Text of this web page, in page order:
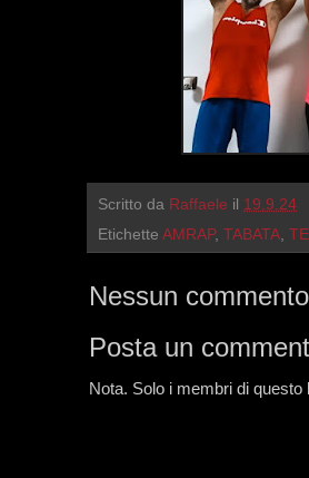
Scritto da Raffaele il 19.9.24
Etichette AMRAP, TABATA
Nessun
Posta un
Nota. Solo i membri di